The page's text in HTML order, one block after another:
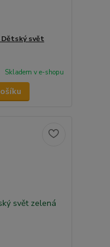
Dětský svět
Skladem v e-shopu